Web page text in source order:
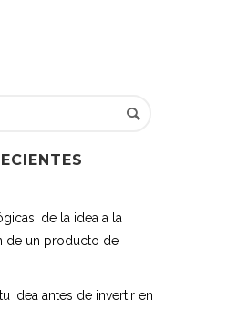
de la idea a la
de un producto de
idea antes de invertir en